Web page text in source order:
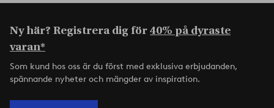
Ny här? Registrera dig för40% på dyraste
varan*
Som kund hos oss är du först med exklusiva erbjudanden,
spännande nyheter och mängder av inspiration.